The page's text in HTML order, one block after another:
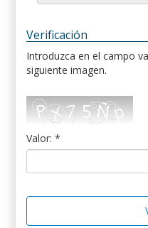
Verificación
Introduzca en el campo
siguiente imagen.
Valor: *